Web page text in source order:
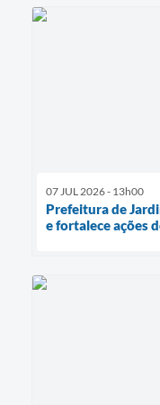
07 JUL 2026 - 13h00
Prefeitura de
e fortalece ações